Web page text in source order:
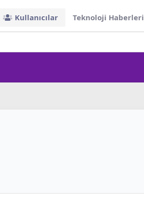
Kullanıcılar Teknoloji Haberleri